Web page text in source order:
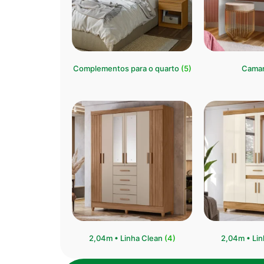
Complementos para o quarto (5)
2,04m • Linha Clean (4) ⁠2,04m •